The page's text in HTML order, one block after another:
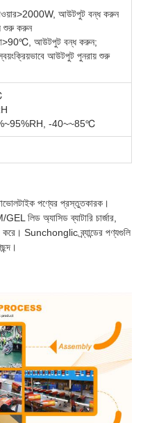
আউটপুট বন্ধ করুন
শুরু করুন
আউটপুট বন্ধ করুন;
আউটপুট পুনরায় শুরু
-40~~85℃
পণ্যের প্রস্তুতকারক।
লিড অ্যাসিড ব্যাটারি চার্জার,
করে। Sunchonglic ব্র্যান্ডের পণ্যগুলি